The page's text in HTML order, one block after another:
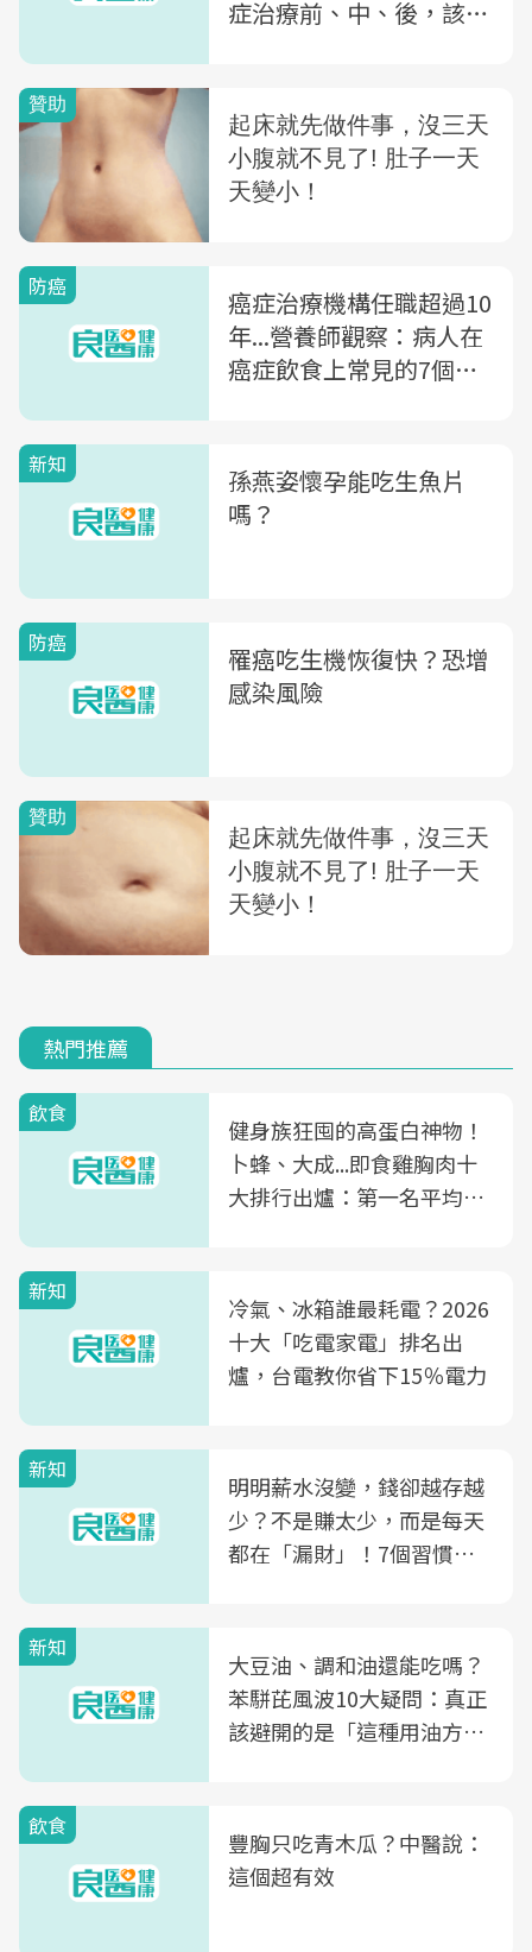
症治療前、中、後，該怎
防癌
癌症治療機構任職超過10
年...營養師觀察：病人在
癌症飲食上常見的7個迷
新知
孫燕姿懷孕能吃生魚片
嗎？
防癌
罹癌吃生機恢復快？恐增
感染風險
熱門推薦
飲食
健身族狂囤的高蛋白神物！
卜蜂、大成...即食雞胸肉十
大排行出爐：第一名平均一
新知
冷氣、冰箱誰最耗電？2026
十大「吃電家電」排名出
爐，台電教你省下15％電力
新知
明明薪水沒變，錢卻越存越
少？不是賺太少，而是每天
都在「漏財」！7個習慣一
新知
大豆油、調和油還能吃嗎？
苯駢芘風波10大疑問：真正
該避開的是「這種用油方
飲食
豐胸只吃青木瓜？中醫說：
這個超有效